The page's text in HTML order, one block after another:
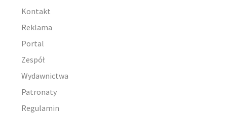
Kontakt
Reklama
Portal
Zespół
Wydawnictwa
Patronaty
Regulamin